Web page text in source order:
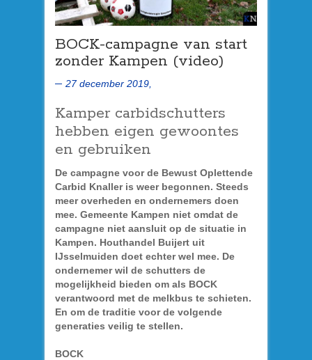
BOCK-campagne van start
zonder Kampen (video)
27 december 2019,
Kamper carbidschutters
hebben eigen gewoontes
en gebruiken
De campagne voor de Bewust Oplettende
Carbid Knaller is weer begonnen. Steeds
meer overheden en ondernemers doen
mee. Gemeente Kampen niet omdat de
campagne niet aansluit op de situatie in
Kampen. Houthandel Buijert uit
IJsselmuiden doet echter wel mee. De
ondernemer wil de schutters de
mogelijkheid bieden om als BOCK
verantwoord met de melkbus te schieten.
En om de traditie voor de volgende
generaties veilig te stellen.
BOCK